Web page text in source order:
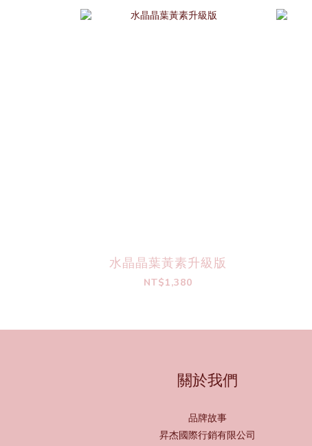
水晶晶葉黃素升級版
NT$1,380
關於我們
品牌故事
昇杰國際行銷有限公司